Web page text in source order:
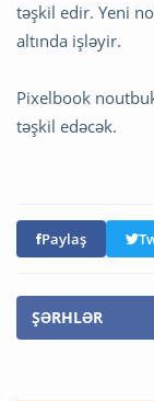
təşkil edir. Yeni
altında işləyir.
Pixelbook
təşkil edəcək.
Paylaş
ŞƏRHLƏR